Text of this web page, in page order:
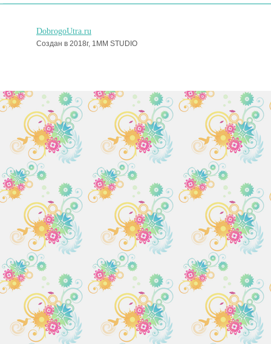
DobrogoUtra.ru
Создан в 2018г, 1MM STUDIO